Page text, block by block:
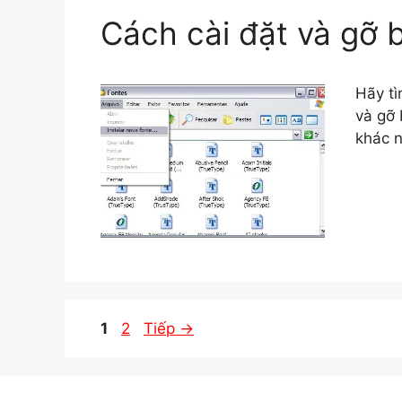
Cách cài đặt và gỡ
Hãy
và gỡ
khác
Trang
1 Trang
2 Tiếp →